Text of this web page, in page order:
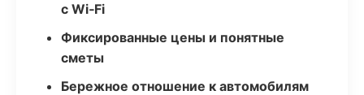
с Wi‑Fi
Фиксированные цены и понятные
сметы
Бережное отношение к автомобилям